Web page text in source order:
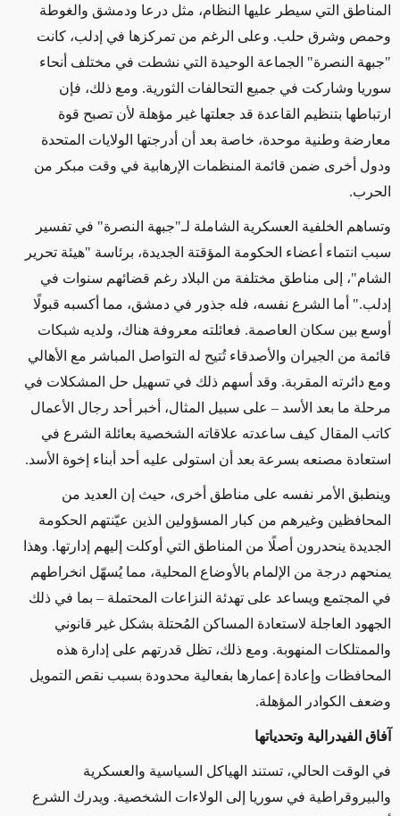
المناطق التي سيطر عليها النظام، مثل درعا ودمشق والغوطة
وحمص وشرق حلب. وعلى الرغم من تمركزها في إدلب، كانت
"جبهة النصرة" الجماعة الوحيدة التي نشطت في مختلف أنحاء
سوريا وشاركت في جميع التحالفات الثورية. ومع ذلك، فإن
ارتباطها بتنظيم القاعدة قد جعلتها غير مؤهلة لأن تصبح قوة
معارضة وطنية موحدة، خاصة بعد أن أدرجتها الولايات المتحدة
ودول أخرى ضمن قائمة المنظمات الإرهابية في وقت مبكر من
الحرب.
وتساهم الخلفية العسكرية الشاملة لـ"جبهة النصرة" في تفسير
سبب انتماء أعضاء الحكومة المؤقتة الجديدة، برئاسة "هيئة تحرير
الشام"، إلى مناطق مختلفة من البلاد رغم قضائهم سنوات في
إدلب." أما الشرع نفسه، فله جذور في دمشق، مما أكسبه قبولًا
أوسع بين سكان العاصمة. فعائلته معروفة هناك، ولديه شبكات
قائمة من الجيران والأصدقاء تُتيح له التواصل المباشر مع الأهالي
ومع دائرته المقربة. وقد أسهم ذلك في تسهيل حل المشكلات في
مرحلة ما بعد الأسد – على سبيل المثال، أخبر أحد رجال الأعمال
كاتب المقال كيف ساعدته علاقاته الشخصية بعائلة الشرع في
استعادة مصنعه بسرعة بعد أن استولى عليه أحد أبناء إخوة الأسد.
وينطبق الأمر نفسه على مناطق أخرى، حيث إن العديد من
المحافظين وغيرهم من كبار المسؤولين الذين عيّنتهم الحكومة
الجديدة ينحدرون أصلًا من المناطق التي أوكلت إليهم إدارتها. وهذا
يمنحهم درجة من الإلمام بالأوضاع المحلية، مما يُسهّل انخراطهم
في المجتمع ويساعد على تهدئة النزاعات المحتملة – بما في ذلك
الجهود العاجلة لاستعادة المساكن المُحتلة بشكل غير قانوني
والممتلكات المنهوبة. ومع ذلك، تظل قدرتهم على إدارة هذه
المحافظات وإعادة إعمارها بفعالية محدودة بسبب نقص التمويل
وضعف الكوادر المؤهلة.
آفاق الفيدرالية وتحدياتها
في الوقت الحالي، تستند الهياكل السياسية والعسكرية
والبيروقراطية في سوريا إلى الولاءات الشخصية. ويدرك الشرع